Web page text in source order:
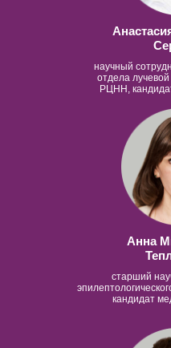
научный
отдела
РЦНН,
Анна
старший
кандидат